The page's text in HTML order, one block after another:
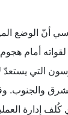
أنّ الوضع
لقواته أمام
التي يستعدّ
والجنوب.
إدارة